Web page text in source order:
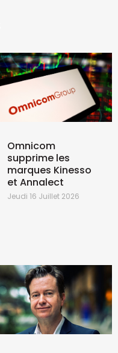
Omnicom
supprime les
marques Kinesso
et Annalect
Jeudi 16 Juillet 2026